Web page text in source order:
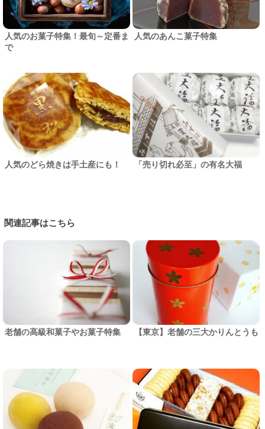
人気のお菓子特集！最旬～定番ま
で
人気のあんこ菓子特集
人気のどら焼きは手土産にも！ 「売り切れ必至」の有名大福
関連記事はこちら
老舗の高級和菓子やお菓子特集 【東京】老舗の三大かりんとうも